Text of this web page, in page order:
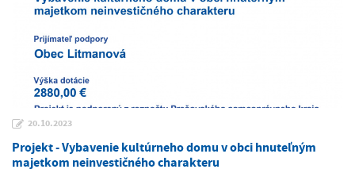
20.10.2023
Projekt - Vybavenie kultúrneho domu v obci hnuteľným
majetkom neinvestičného charakteru